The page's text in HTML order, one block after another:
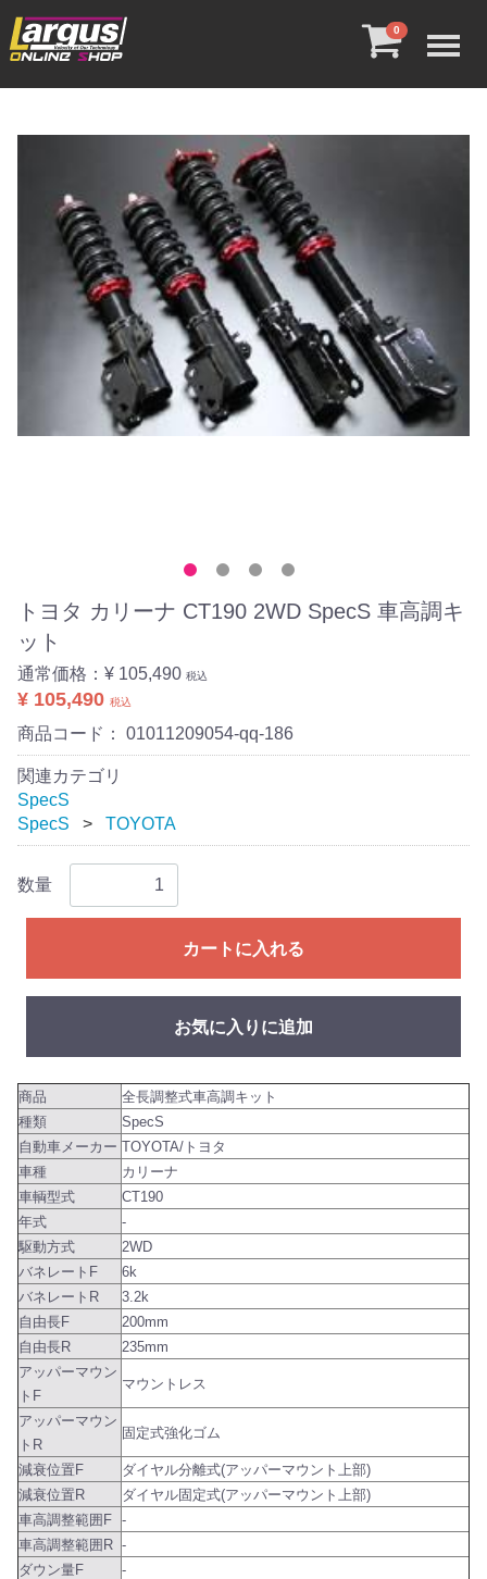
0
トヨタ カリーナ CT190 2WD SpecS 車高調キ
ット
通常価格： ¥ 105,490 税込
¥ 105,490 税込
商品コード： 01011209054-qq-186
関連カテゴリ
SpecS
SpecS
TOYOTA
数量
カートに入れる
お気に入りに追加
商品
全長調整式車高調キット
種類
SpecS
自動車メーカー TOYOTA/トヨタ
車種
カリーナ
車輌型式
CT190
年式
-
駆動方式
2WD
バネレートF
6k
バネレートR
3.2k
自由長F
200mm
自由長R
235mm
アッパーマウン
トF
マウントレス
アッパーマウン
トR
固定式強化ゴム
減衰位置F
ダイヤル分離式(アッパーマウント上部)
減衰位置R
ダイヤル固定式(アッパーマウント上部)
車高調整範囲F -
車高調整範囲R -
ダウン量F
-